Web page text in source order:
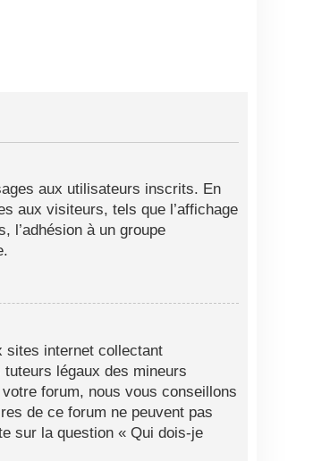
aux utilisateurs inscrits. En
aux visiteurs, tels que l’affichage
l’adhésion à un groupe
sites internet collectant
légaux des mineurs
forum, nous vous conseillons
de ce forum ne peuvent pas
sur la question « Qui dois-je